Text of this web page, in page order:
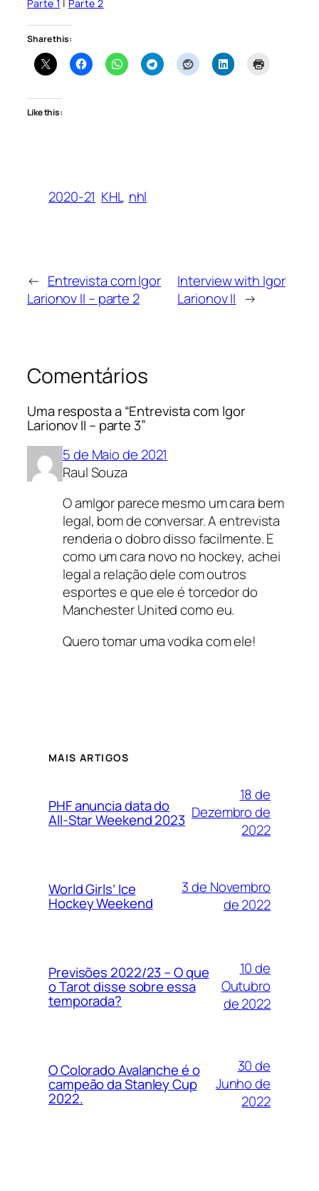
Parte 1 | Parte 2
Share this:
Like this:
2020-21 KHL nhl
← Entrevista com Igor
Larionov II – parte 2
Interview with Igor
Larionov II →
Comentários
Uma resposta a “Entrevista com Igor
Larionov II – parte 3”
5 de Maio de 2021
Raul Souza
O amIgor parece mesmo um cara bem
legal, bom de conversar. A entrevista
renderia o dobro disso facilmente. E
como um cara novo no hockey, achei
legal a relação dele com outros
esportes e que ele é torcedor do
Manchester United como eu.
Quero tomar uma vodka com ele!
MAIS ARTIGOS
PHF anuncia data do
All-Star Weekend 2023
18 de
Dezembro de
2022
World Girls’ Ice
Hockey Weekend
3 de Novembro
de 2022
Previsões 2022/23 – O que
o Tarot disse sobre essa
temporada?
10 de
Outubro
de 2022
O Colorado Avalanche é o
campeão da Stanley Cup
2022.
30 de
Junho de
2022